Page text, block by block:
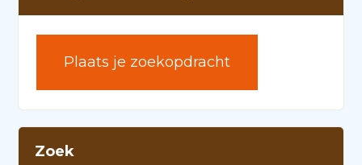
Plaats je zoekopdracht
Zoek